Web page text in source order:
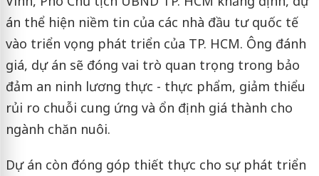
án thể hiện niềm tin của các nhà đầu tư quốc tế
vào triển vọng phát triển của TP. HCM. Ông đánh
giá, dự án sẽ đóng vai trò quan trọng trong bảo
đảm an ninh lương thực - thực phẩm, giảm thiểu
rủi ro chuỗi cung ứng và ổn định giá thành cho
ngành chăn nuôi.
Dự án còn đóng góp thiết thực cho sự phát triển